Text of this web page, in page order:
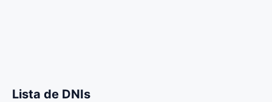
Lista de DNIs